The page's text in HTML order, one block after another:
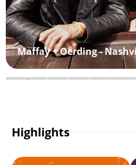
Maffay + Oerding -
Highlights